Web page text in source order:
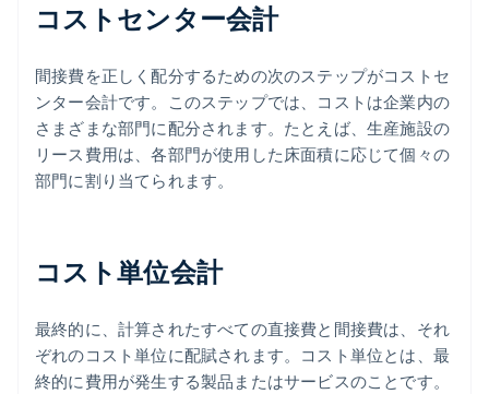
コストセンター会計
間接費を正しく配分するための次のステップがコストセ
ンター会計です。このステップでは、コストは企業内の
さまざまな部門に配分されます。たとえば、生産施設の
リース費用は、各部門が使用した床面積に応じて個々の
部門に割り当てられます。
コスト単位会計
最終的に、計算されたすべての直接費と間接費は、それ
ぞれのコスト単位に配賦されます。コスト単位とは、最
終的に費用が発生する製品またはサービスのことです。